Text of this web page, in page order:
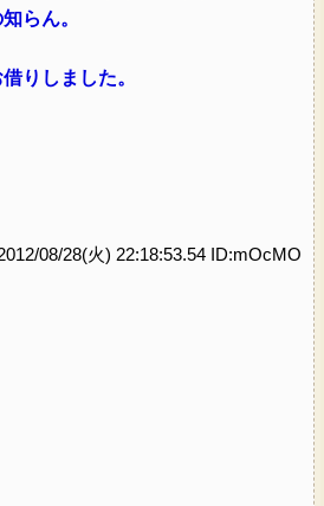
らん。
りしました。
08/28(火) 22:18:53.54 ID:mOcMO